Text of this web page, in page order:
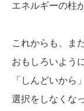
エネルギーの柱
これからも、また
おもしろいよう
「しんどいから
選択をしなくな